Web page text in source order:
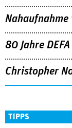
Nahaufnahme
80 Jahre DEFA
Christopher
TIPPS